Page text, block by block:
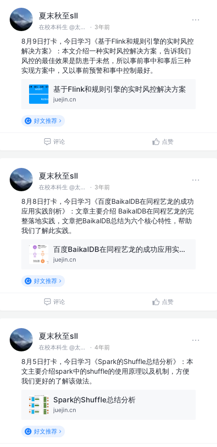
夏末秋至sll
在校本科生 @太原理工大学 · 3年前
8月9日打卡，今日学习《基于Flink和规则引擎的实时风控
解决方案》：本文介绍一种实时风控解决方案，告诉我们
风控的最佳效果是防患于未然，所以事前事中和事后三种
实现方案中，又以事前预警和事中控制最好。
基于Flink和规则引擎的实时风控解决方案
juejin.cn
好文推荐
评论 点赞
夏末秋至sll
在校本科生 @太原理工大学 · 3年前
8月8日打卡，今日学习《百度BaikalDB在同程艺龙的成功
应用实践剖析》：文章主要介绍 BaikalDB在同程艺龙的完
整落地实践，文章把BaikalDB总结为六个核心特性，帮助
我们了解此实践。
百度BaikalDB在同程艺龙的成功应用实践剖析
juejin.cn
好文推荐
评论 点赞
夏末秋至sll
在校本科生 @太原理工大学 · 4年前
8月5日打卡，今日学习《Spark的Shuffle总结分析》：本
文主要介绍spark中的shuffle的使用原理以及机制，方便
我们更好的了解该做法。
Spark的Shuffle总结分析
juejin.cn
好文推荐